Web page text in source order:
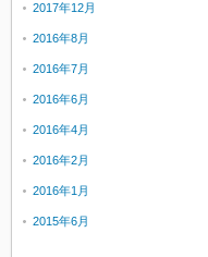
2017年12月
2016年8月
2016年7月
2016年6月
2016年4月
2016年2月
2016年1月
2015年6月